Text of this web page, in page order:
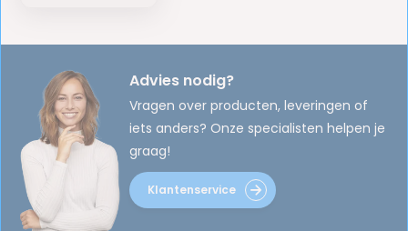
Advies nodig?
Vragen over producten, leveringen of
iets anders? Onze specialisten helpen je
graag!
Klantenservice